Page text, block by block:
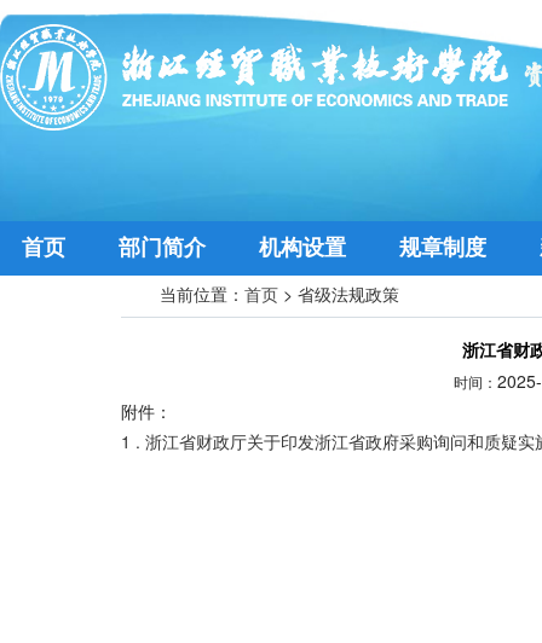
首页 部门简介 机构设置 规章制度
当前位置： 首页 > 省级法规政策
浙江省财
时间：
附件：
1 . 浙江省财政厅关于印发浙江省政府采购询问和质疑